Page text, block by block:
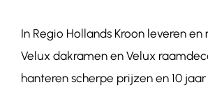
Contact
In Regio Hollands Kroon leveren
Velux dakramen en Velux
hanteren scherpe prijzen en 10